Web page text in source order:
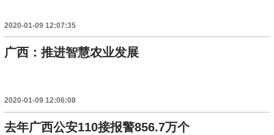
2020-01-09 12:07:35
广西：推进智慧农业发展
2020-01-09 12:06:08
去年广西公安110接报警856.7万个